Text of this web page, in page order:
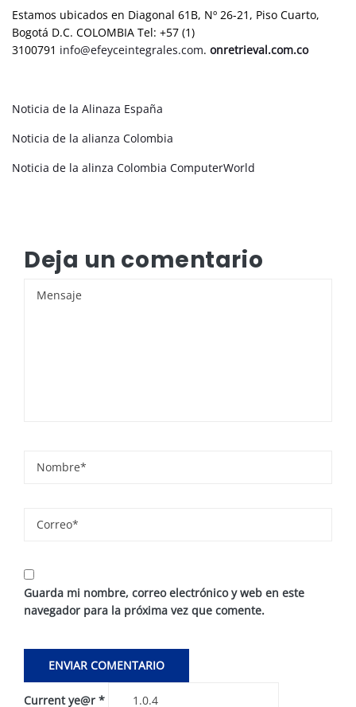
Estamos ubicados en Diagonal 61B, Nº 26-21, Piso Cuarto,
Bogotá D.C. COLOMBIA Tel: +57 (1)
3100791 info@efeyceintegrales.com. onretrieval.com.co
Noticia de la Alinaza España
Noticia de la alianza Colombia
Noticia de la alinza Colombia ComputerWorld
Deja un comentario
Guarda mi nombre, correo electrónico y web en este
navegador para la próxima vez que comente.
Current ye@r *